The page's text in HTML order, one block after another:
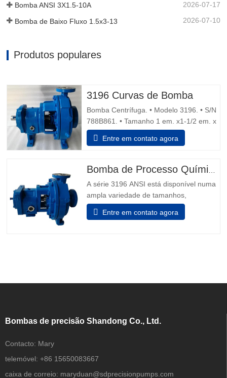
Bomba ANSI 3X1.5-10A 2026-07-17
Bomba de Baixo Fluxo 1.5x3-13 2026-07-10
Produtos populares
3196 Curvas de Bomba
Bomba Centrífuga. • Modelo 3196. • S/N
788B861. • Tamanho 1 em. x1-1/2 em. x
8 dentro • Descarga de água dupla
vedação mecânica. Motor 1.5 cv, 1.730
fase, Capacidade 14 gpm. • Dimensões
gerais 35 dentro. L x 12 dentro. W x 15
dentro H. Dicas de segurança da
Entre em contato agora
A série 3196 ANSI está disponível numa
ampla variedade de tamanhos,
capacidades e materiais para se adequar
perfeitamente a qualquer tipo de
Entre em contato agora
Bombas de precisão Shandong Co., Ltd.
Contacto: Mary
telemóvel: +86 15650083667
caixa de correio: maryduan@sdprecisionpumps.com